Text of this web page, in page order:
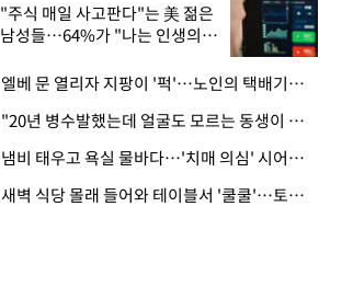
"주식 매일 사고판다"는 美 젊은
남성들…64%가 "나는 인생의
· 엘베 문 열리자 지팡이 '퍽'…노인의 택배기사 폭행 이유
· "20년 병수발했는데 얼굴도 모르는 동생이 유산 절반을"…배다른 형제 상속권 있을까
· 냄비 태우고 욕실 물바다…'치매 의심' 시어머니 검사 권유했다가 '날벼락'
· 새벽 식당 몰래 들어와 테이블서 '쿨쿨'…토사물 남기고 사라진 남성